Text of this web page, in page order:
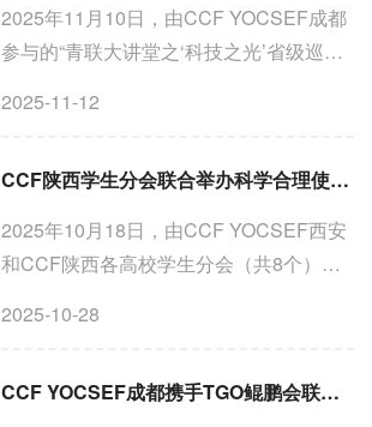
2025年11月10日，由CCF YOCSEF成都
参与的“青联大讲堂之‘科技之光’省级巡
举办。此次活动以“民族团结凝聚奋进力
为2025年青联大讲...
2025-11-12
CCF陕西学生分会联合举办科学合理使用AI倡议活动
2025年10月18日，由CCF YOCSEF西安
和CCF陕西各高校学生分会（共8个）联
科学合理使用AI倡议活动”在中国西部AI创
学生分会主席习嘉琪主持...
2025-10-28
CCF YOCSEF成都携手TGO鲲鹏会联合举办“蓉智汇”活动——AI智能体思辨论坛，共话技术“火”与落地“冰”